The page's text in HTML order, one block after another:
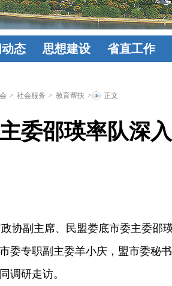
态
盟务
思想建设
习资料 民盟
传统教育基
地 统战理论
省直工作
> 社会服务 > 教育帮扶 > 正文
委邵瑛率队深
协副主席、民盟娄底市委主委邵
委专职副主委羊小庆，盟市委秘
调研走访。